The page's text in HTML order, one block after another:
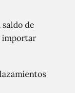
de
importar